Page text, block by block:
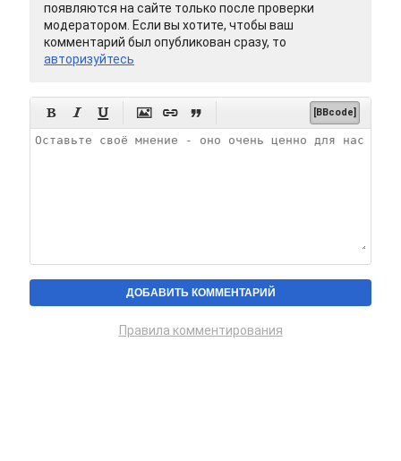
появляются на сайте только после проверки
модератором. Если вы хотите, чтобы ваш
комментарий был опубликован сразу, то
авторизуйтесь
      [BBcode]
Правила комментирования